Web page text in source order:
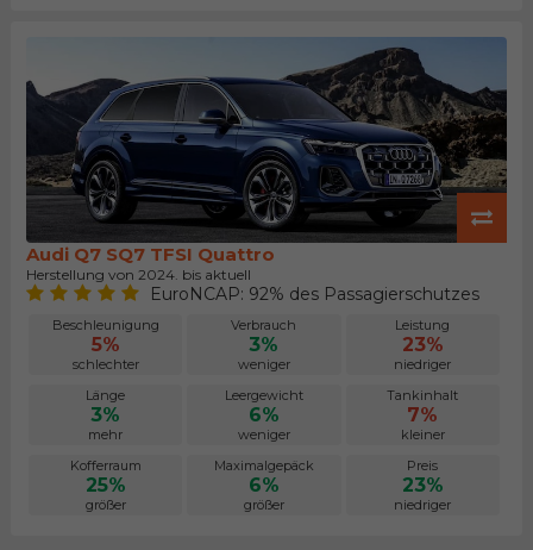
Audi Q7 SQ7 TFSI Quattro
Herstellung von 2024. bis aktuell
EuroNCAP: 92% des Passagierschutzes
Beschleunigung
5%
schlechter
Verbrauch
3%
weniger
Leistung
23%
niedriger
Länge
3%
mehr
Leergewicht
6%
weniger
Tankinhalt
7%
kleiner
Kofferraum
25%
größer
Maximalgepäck
6%
größer
Preis
23%
niedriger